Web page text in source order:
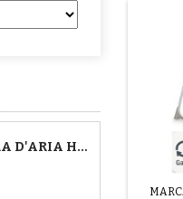
CAMERA D'ARIA HIGH TREK BÉBÉ CONFORT